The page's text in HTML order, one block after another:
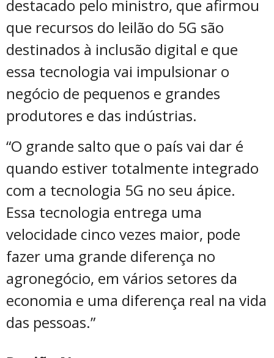
destacado pelo ministro, que afirmou
que recursos do leilão do 5G são
destinados à inclusão digital e que
essa tecnologia vai impulsionar o
negócio de pequenos e grandes
produtores e das indústrias.
“O grande salto que o país vai dar é
quando estiver totalmente integrado
com a tecnologia 5G no seu ápice.
Essa tecnologia entrega uma
velocidade cinco vezes maior, pode
fazer uma grande diferença no
agronegócio, em vários setores da
economia e uma diferença real na vida
das pessoas.”